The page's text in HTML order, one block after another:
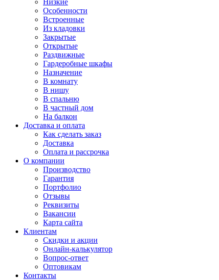
Низкие
Особенности
Встроенные
Из кладовки
Закрытые
Открытые
Раздвижные
Гардеробные шкафы
Назначение
В комнату
В нишу
В спальню
В частный дом
На балкон
Доставка и оплата
Как сделать заказ
Доставка
Оплата и рассрочка
О компании
Производство
Гарантия
Портфолио
Отзывы
Реквизиты
Вакансии
Карта сайта
Клиентам
Скидки и акции
Онлайн-калькулятор
Вопрос-ответ
Оптовикам
Контакты